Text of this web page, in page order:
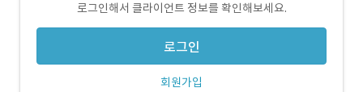
로그인해서 클라이언트 정보를 확인해보세요.
로그인
회원가입